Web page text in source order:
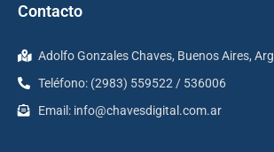
Contacto
Adolfo Gonzales Chaves, Buenos Aires,
Teléfono: (2983) 559522 / 536006
Email: info@chavesdigital.com.ar